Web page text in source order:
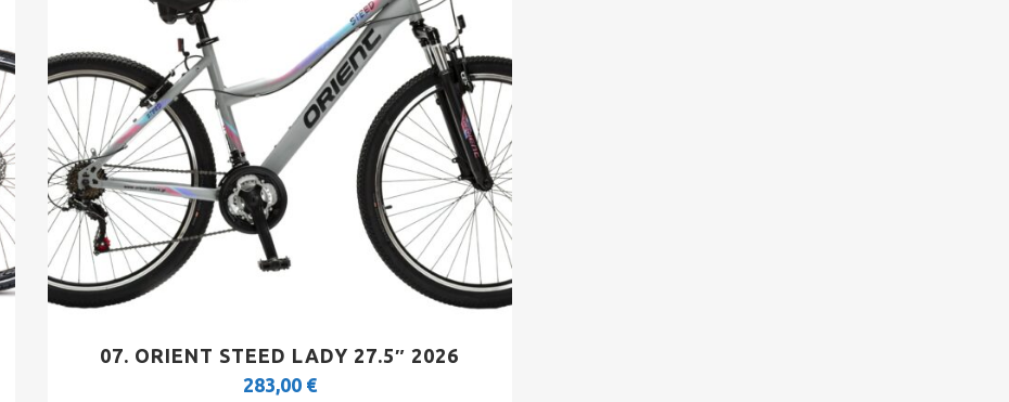
07. ORIENT STEED LADY 27.5″ 2026
283,00 €